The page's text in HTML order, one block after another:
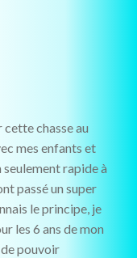
cette chasse au
mes enfants et
seulement rapide à
passé un super
le principe, je
les 6 ans de mon
de pouvoir